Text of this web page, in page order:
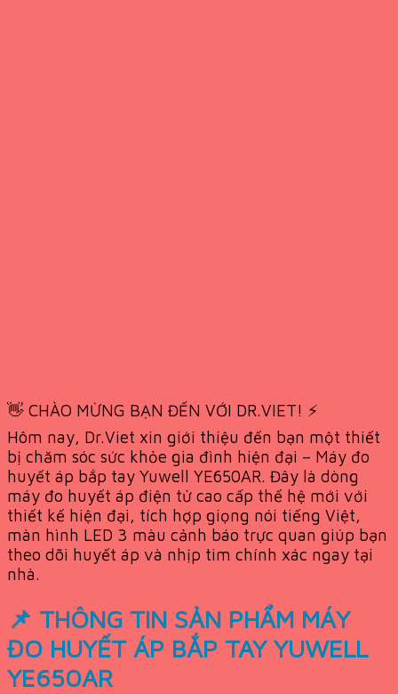
👋 CHÀO MỪNG BẠN ĐẾN VỚI DR.VIET! ⚡
Hôm nay, Dr.Viet xin giới thiệu đến bạn một thiết
bị chăm sóc sức khỏe gia đình hiện đại – Máy đo
huyết áp bắp tay Yuwell YE650AR. Đây là dòng
máy đo huyết áp điện tử cao cấp thế hệ mới với
thiết kế hiện đại, tích hợp giọng nói tiếng Việt,
màn hình LED 3 màu cảnh báo trực quan giúp bạn
theo dõi huyết áp và nhịp tim chính xác ngay tại
nhà.
📌 THÔNG TIN SẢN PHẨM MÁY
ĐO HUYẾT ÁP BẮP TAY YUWELL
YE650AR